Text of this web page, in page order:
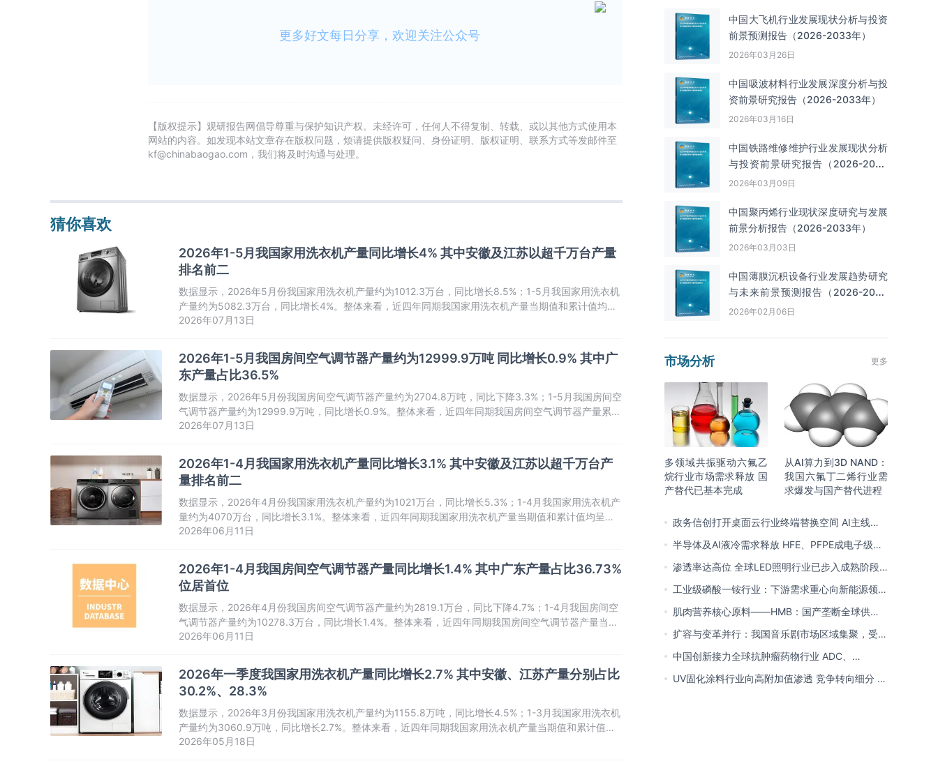
更多好文每日分享，欢迎关注公众号
【版权提示】观研报告网倡导尊重与保护知识产权。未经许可，任何人不得复制、转载、或以其他方式使用本
网站的内容。如发现本站文章存在版权问题，烦请提供版权疑问、身份证明、版权证明、联系方式等发邮件至
kf@chinabaogao.com，我们将及时沟通与处理。
猜你喜欢
2026年1-5月我国家用洗衣机产量同比增长4% 其中安徽及江苏以超千万台产量
排名前二
数据显示，2026年5月份我国家用洗衣机产量约为1012.3万台，同比增长8.5%；1-5月我国家用洗衣机
产量约为5082.3万台，同比增长4%。整体来看，近四年同期我国家用洗衣机产量当期值和累计值均呈
增长走势。
2026年07月13日
2026年1-5月我国房间空气调节器产量约为12999.9万吨 同比增长0.9% 其中广
东产量占比36.5%
数据显示，2026年5月份我国房间空气调节器产量约为2704.8万吨，同比下降3.3%；1-5月我国房间空
气调节器产量约为12999.9万吨，同比增长0.9%。整体来看，近四年同期我国房间空气调节器产量累计
值呈先升后降走势。
2026年07月13日
2026年1-4月我国家用洗衣机产量同比增长3.1% 其中安徽及江苏以超千万台产
量排名前二
数据显示，2026年4月份我国家用洗衣机产量约为1021万台，同比增长5.3%；1-4月我国家用洗衣机产
量约为4070万台，同比增长3.1%。整体来看，近四年同期我国家用洗衣机产量当期值和累计值均呈增
长走势。
2026年06月11日
2026年1-4月我国房间空气调节器产量同比增长1.4% 其中广东产量占比36.73%
位居首位
数据显示，2026年4月份我国房间空气调节器产量约为2819.1万台，同比下降4.7%；1-4月我国房间空
气调节器产量约为10278.3万台，同比增长1.4%。整体来看，近四年同期我国房间空气调节器产量当期
值、累计值均呈先升后降走势。
2026年06月11日
2026年一季度我国家用洗衣机产量同比增长2.7% 其中安徽、江苏产量分别占比
30.2%、28.3%
数据显示，2026年3月份我国家用洗衣机产量约为1155.8万吨，同比增长4.5%；1-3月我国家用洗衣机
产量约为3060.9万吨，同比增长2.7%。整体来看，近四年同期我国家用洗衣机产量当期值和累计值均
呈增长走势。
2026年05月18日
中国大飞机行业发展现状分析与投资
前景预测报告（2026-2033年）
2026年03月26日
中国吸波材料行业发展深度分析与投
资前景研究报告（2026-2033年）
2026年03月16日
中国铁路维修维护行业发展现状分析
与投资前景研究报告（2026-2033
年）
2026年03月09日
中国聚丙烯行业现状深度研究与发展
前景分析报告（2026-2033年）
2026年03月03日
中国薄膜沉积设备行业发展趋势研究
与未来前景预测报告（2026-2033
年）
2026年02月06日
市场分析 更多
多领域共振驱动六氟乙
烷行业市场需求释放 国
产替代已基本完成
从AI算力到3D NAND：
我国六氟丁二烯行业需
求爆发与国产替代进程
政务信创打开桌面云行业终端替换空间 AI主线重
塑竞争逻辑 中国本土厂商全面反超
半导体及AI液冷需求释放 HFE、PFPE成电子级氟
化液行业主流 3M退场下国产高端突破加速
渗透率达高位 全球LED照明行业已步入成熟阶段
未来将向集成化、智能化方向演进
工业级磷酸一铵行业：下游需求重心向新能源领域
转移 产业链一体化趋势清晰
肌肉营养核心原料——HMB：国产垄断全球供给
市场 龙头构筑全方位竞争壁垒
扩容与变革并行：我国音乐剧市场区域集聚，受众
群体更新，内容生态持续完善
中国创新接力全球抗肿瘤药物行业 ADC、
CDK4/6与BTK引领 医保落地促专特药双渠道格局
UV固化涂料行业向高附加值渗透 竞争转向细分 恒